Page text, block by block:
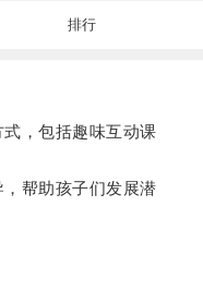
排行
，包括趣味互动课
帮助孩子们发展潜